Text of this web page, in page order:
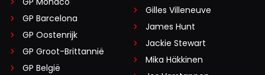
GP Barcelona
GP Oostenrijk
GP Groot-Brittannië
GP België
Gilles Villeneuve
James Hunt
Jackie Stewart
Mika Häkkinen